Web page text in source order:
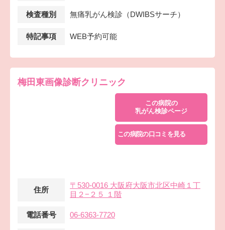
検査種別 無痛乳がん検診（DWIBSサーチ）
特記事項 WEB予約可能
梅田東画像診断クリニック
この病院の
乳がん検診ページ
この病院の口コミを見る
住所
〒530-0016 大阪府大阪市北区中崎１丁
目２−２５ １階
電話番号 06-6363-7720